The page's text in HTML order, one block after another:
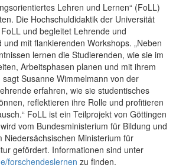
Lehren und Lernen“ (FoLL)
Die Hochschuldidaktik der Universität
und begleitet Lehrende und
mit flankierenden Workshops. „Neben
lernen die Studierenden, wie sie im
Arbeitsphasen planen und mit ihrem
sagt Susanne Wimmelmann von der
erfahren, wie sie studentisches
reflektieren ihre Rolle und profitieren
FoLL ist ein Teilprojekt von Göttingen
vom Bundesministerium für Bildung und
Niedersächsischen Ministerium für
gefördert. Informationen sind unter
forschendeslernen zu finden.